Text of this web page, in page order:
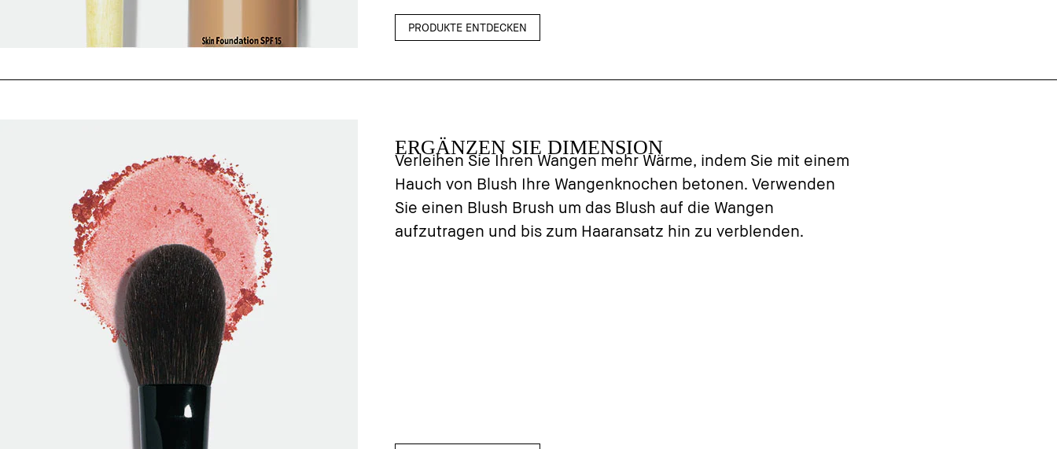
PRODUKTE ENTDECKEN
ERGÄNZEN SIE DIMENSION
Verleihen Sie Ihren Wangen mehr Wärme, indem Sie mit einem
Hauch von Blush Ihre Wangenknochen betonen. Verwenden
Sie einen Blush Brush um das Blush auf die Wangen
aufzutragen und bis zum Haaransatz hin zu verblenden.